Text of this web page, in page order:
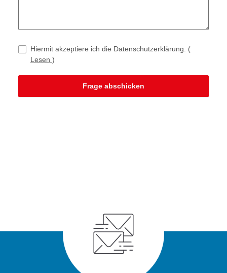
Hiermit akzeptiere ich die Datenschutzerklärung. (
Lesen )
Frage abschicken